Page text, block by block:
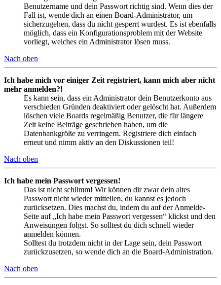
Benutzername und dein Passwort richtig sind. Wenn dies der
Fall ist, wende dich an einen Board-Administrator, um
sicherzugehen, dass du nicht gesperrt wurdest. Es ist ebenfalls
möglich, dass ein Konfigurationsproblem mit der Website
vorliegt, welches ein Administrator lösen muss.
Nach oben
Ich habe mich vor einiger Zeit registriert, kann mich aber nicht
mehr anmelden?!
Es kann sein, dass ein Administrator dein Benutzerkonto aus
verschieden Gründen deaktiviert oder gelöscht hat. Außerdem
löschen viele Boards regelmäßig Benutzer, die für längere
Zeit keine Beiträge geschrieben haben, um die
Datenbankgröße zu verringern. Registriere dich einfach
erneut und nimm aktiv an den Diskussionen teil!
Nach oben
Ich habe mein Passwort vergessen!
Das ist nicht schlimm! Wir können dir zwar dein altes
Passwort nicht wieder mitteilen, du kannst es jedoch
zurücksetzen. Dies machst du, indem du auf der Anmelde-
Seite auf „Ich habe mein Passwort vergessen“ klickst und den
Anweisungen folgst. So solltest du dich schnell wieder
anmelden können.
Solltest du trotzdem nicht in der Lage sein, dein Passwort
zurückzusetzen, so wende dich an die Board-Administration.
Nach oben